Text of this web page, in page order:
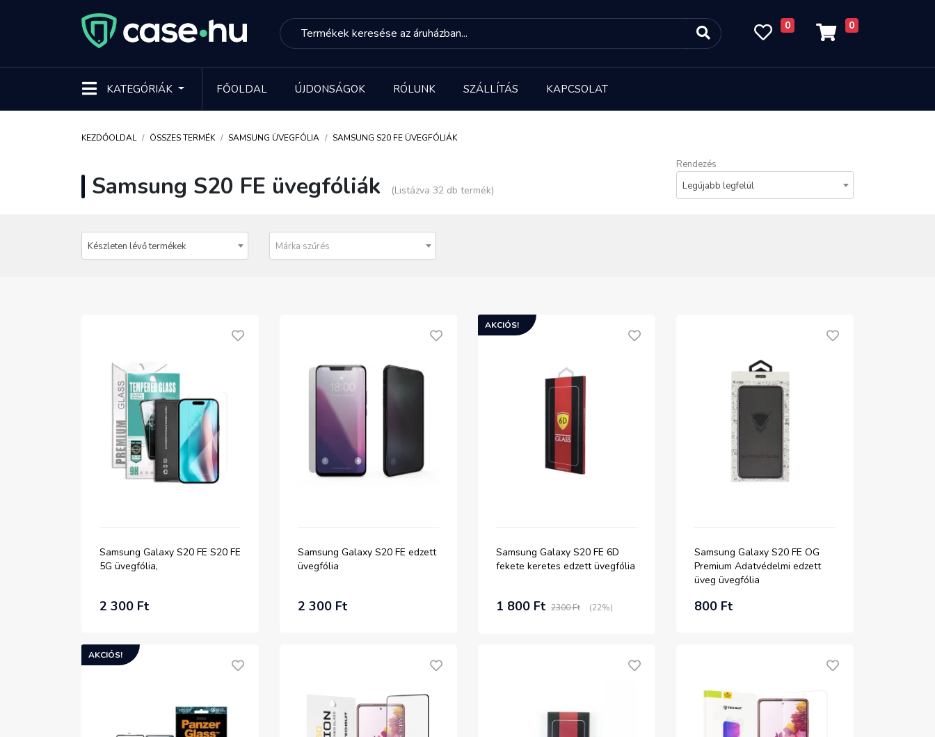
0 0
KATEGÓRIÁK FŐOLDAL ÚJDONSÁGOK RÓLUNK SZÁLLÍTÁS KAPCSOLAT
KEZDŐOLDAL ÖSSZES TERMÉK SAMSUNG ÜVEGFÓLIA SAMSUNG S20 FE ÜVEGFÓLIÁK
Samsung S20 FE üvegfóliák (Listázva 32 db termék)
Rendezés
Legújabb legfelül
Készleten lévő termékek Márka szűrés
Samsung Galaxy S20 FE S20 FE
5G üvegfólia,
2 300 Ft
Samsung Galaxy S20 FE edzett
üvegfólia
2 300 Ft
AKCIÓS!
Samsung Galaxy S20 FE 6D
fekete keretes edzett üvegfólia
1 800 Ft 2300 Ft (22%)
Samsung Galaxy S20 FE OG
Premium Adatvédelmi edzett
üveg üvegfólia
800 Ft
AKCIÓS!